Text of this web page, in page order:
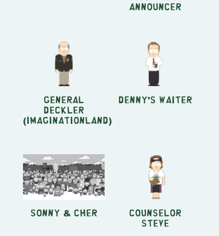
Announcer
General
Deckler
(Imaginationland)
Denny's Waiter
Sonny & Cher Counselor
Steve